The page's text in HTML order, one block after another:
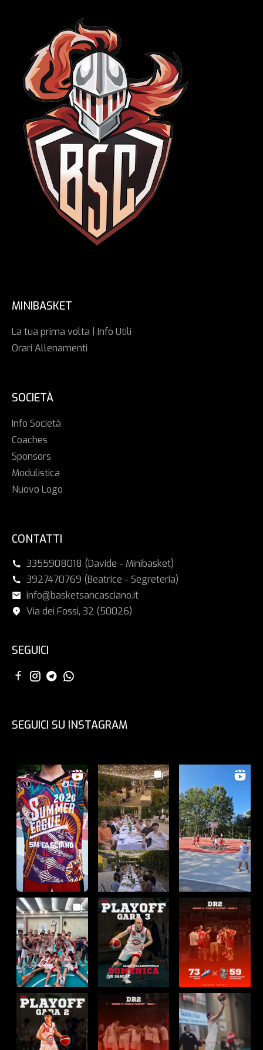
MINIBASKET
La tua prima volta | Info Utili
Orari Allenamenti
SOCIETÀ
Info Società
Coaches
Sponsors
Modulistica
Nuovo Logo
CONTATTI
3355908018 (Davide - Minibasket)
3927470769 (Beatrice - Segreteria)
info@basketsancasciano.it
Via dei Fossi, 32 (50026)
SEGUICI
SEGUICI SU INSTAGRAM